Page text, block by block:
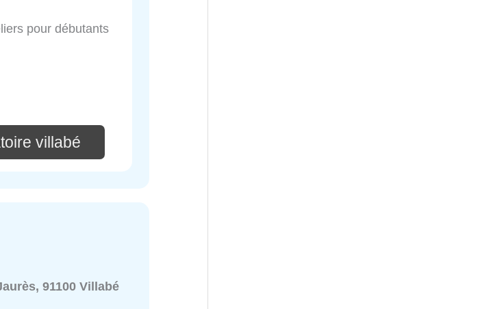
pour débutants
villabé
91100 Villabé